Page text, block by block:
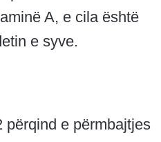
A, e cila është
e syve.
përqind e përmbajtjes